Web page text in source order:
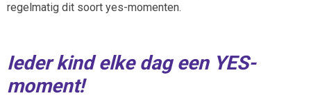
regelmatig dit soort yes-momenten.
Ieder kind elke dag een YES-
moment!